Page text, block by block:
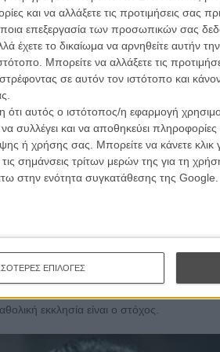
και να αλλάξετε τις προτιμήσεις σας
επεξεργασία των προσωπικών σας
έχετε το δικαίωμα να αρνηθείτε αυτήν
Μπορείτε να αλλάξετε τις
σε αυτόν τον ιστότοπο και
αυτός ο ιστότοπος/η εφαρμογή
συλλέγει και να αποθηκεύει
ή χρήσης σας. Μπορείτε να κάνετε κλικ
σημάνσεις τρίτων μερών της για τη
στην ενότητα συγκατάθεσης της Google.
ΕΠΙΛΟΓΕΣ
δράμα, ακόμα λιγότερο στις
Εντγκάρντο, τον οποίο βλέπουμε να
Λεονάρντο Μαλτέζε). Το κέντρο του
και η πλύση εγκεφάλου της Καθολικής
του Πάπα Πίου, η καταδυνάστευση με
δυναμικού και πλούτου. Σ' αυτό το
της εβραϊκής θρησκείας (εκείνων που,
τον Χριστό), ούτε γενικεύεται η
εκκλησία είναι ο στόχος.
του flix, στο inbox σου
ειδήσεις | νέες ταινίες | πρόγραμμα
| συνεντεύξεις | απόψεις | αφιερώματα | διαγωνισμοί